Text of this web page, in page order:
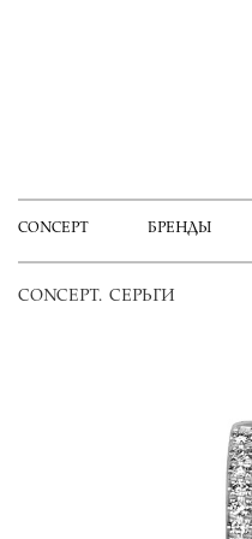
CONCEPT БРЕНДЫ
CONCEPT. СЕРЬГИ